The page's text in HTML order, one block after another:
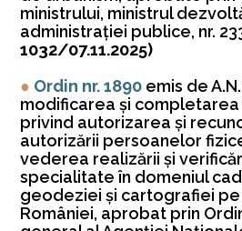
ministrului, ministrul
administraţiei publice, nr.
1032/07.11.2025)
● Ordin nr. 1890 emis de
modificarea şi
privind autorizarea şi
autorizării persoanelor
vederea realizării şi
specialitate în domeniul
geodeziei şi cartografiei
României, aprobat prin